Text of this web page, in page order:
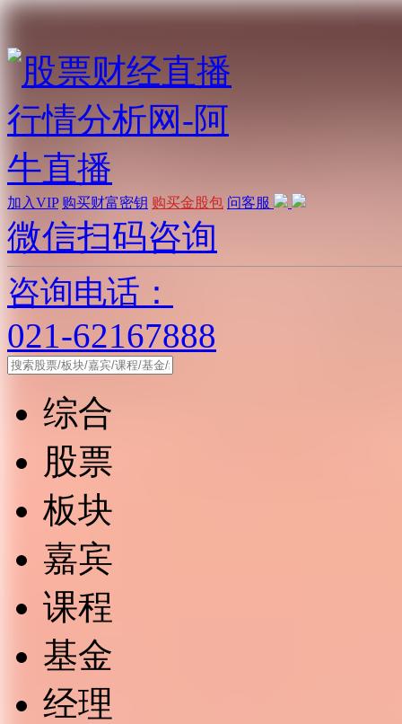
加入VIP 购买财富密钥 购买金股包 问客服
微信扫码咨询
咨询电话：
021-62167888
综合
股票
板块
嘉宾
课程
基金
经理